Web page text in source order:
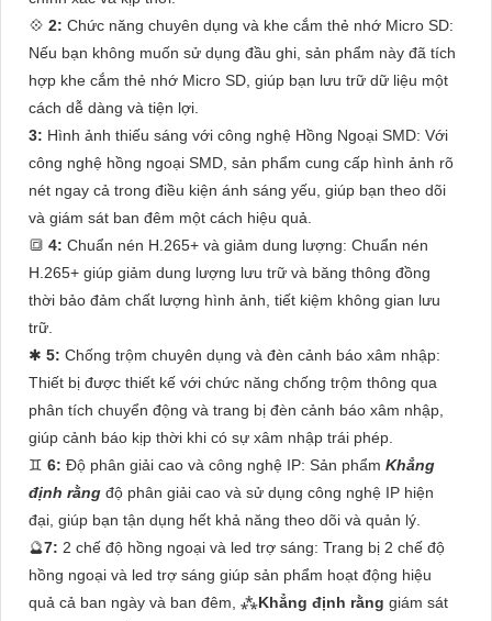
💠 2: Chức năng chuyên dụng và khe cắm thẻ nhớ Micro SD:
Nếu bạn không muốn sử dụng đầu ghi, sản phẩm này đã tích
hợp khe cắm thẻ nhớ Micro SD, giúp bạn lưu trữ dữ liệu một
cách dễ dàng và tiện lợi.
3: Hình ảnh thiếu sáng với công nghệ Hồng Ngoại SMD: Với
công nghệ hồng ngoại SMD, sản phẩm cung cấp hình ảnh rõ
nét ngay cả trong điều kiện ánh sáng yếu, giúp bạn theo dõi
và giám sát ban đêm một cách hiệu quả.
🔳 4: Chuẩn nén H.265+ và giảm dung lượng: Chuẩn nén
H.265+ giúp giảm dung lượng lưu trữ và băng thông đồng
thời bảo đảm chất lượng hình ảnh, tiết kiệm không gian lưu
trữ.
✱ 5: Chống trộm chuyên dụng và đèn cảnh báo xâm nhập:
Thiết bị được thiết kế với chức năng chống trộm thông qua
phân tích chuyển động và trang bị đèn cảnh báo xâm nhập,
giúp cảnh báo kịp thời khi có sự xâm nhập trái phép.
♊ 6: Độ phân giải cao và công nghệ IP: Sản phẩm Khẳng
định rằng độ phân giải cao và sử dụng công nghệ IP hiện
đại, giúp bạn tận dụng hết khả năng theo dõi và quản lý.
🔮7: 2 chế độ hồng ngoại và led trợ sáng: Trang bị 2 chế độ
hồng ngoại và led trợ sáng giúp sản phẩm hoạt động hiệu
quả cả ban ngày và ban đêm, ⁂Khẳng định rằng giám sát